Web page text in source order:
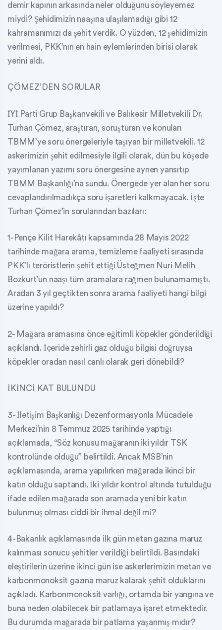
demir kapının arkasında neler olduğunu söyleyemez
miydi? Şehidimizin naaşına ulaşılamadığı gibi 12
kahramanımızı da şehit verdik. O yüzden, 12 şehidimizin
verilmesi, PKK’nın en hain eylemlerinden birisi olarak
yerini aldı.
ÇÖMEZ’DEN SORULAR
İYİ Parti Grup Başkanvekili ve Balıkesir Milletvekili Dr.
Turhan Çömez, araştıran, soruşturan ve konuları
TBMM’ye soru önergeleriyle taşıyan bir milletvekili. 12
askerimizin şehit edilmesiyle ilgili olarak, dün bu köşede
yayımlanan yazımı soru önergesine aynen yansıtıp
TBMM Başkanlığı’na sundu. Önergede yer alan her soru
cevaplandırılmadıkça soru işaretleri kalkmayacak. İşte
Turhan Çömez’in sorularından bazıları:
1-Pençe Kilit Harekâtı kapsamında 28 Mayıs 2022
tarihinde mağara arama, temizleme faaliyeti sırasında
PKK’lı teröristlerin şehit ettiği Üsteğmen Nuri Melih
Bozkurt’un naaşı tüm aramalara rağmen bulunamamıştı.
Aradan 3 yıl geçtikten sonra arama faaliyeti hangi bilgi
üzerine yapıldı?
2- Mağara aramasına önce eğitimli köpekler gönderildiği
açıklandı. İçeride zehirli gaz olduğu bilgisi doğruysa
köpekler oradan nasıl canlı olarak geri dönebildi?
İKİNCİ KAT BULUNDU
3- İletişim Başkanlığı Dezenformasyonla Mücadele
Merkezi’nin 8 Temmuz 2025 tarihinde yaptığı
açıklamada, “Söz konusu mağaranın iki yıldır TSK
kontrolünde olduğu” belirtildi. Ancak MSB’nin
açıklamasında, arama yapılırken mağarada ikinci bir
katın olduğu saptandı. İki yıldır kontrol altında tutulduğu
ifade edilen mağarada son aramada yeni bir katın
bulunmuş olması ciddi bir ihmal değil mi?
4-Bakanlık açıklamasında ilk gün metan gazına maruz
kalınması sonucu şehitler verildiği belirtildi. Basındaki
eleştirilerin üzerine ikinci gün ise askerlerimizin metan ve
karbonmonoksit gazına maruz kalarak şehit olduklarını
açıkladı. Karbonmonoksit varlığı, ortamda bir yangına ve
buna neden olabilecek bir patlamaya işaret etmektedir.
Bu durumda mağarada bir patlama yaşanmış mıdır?